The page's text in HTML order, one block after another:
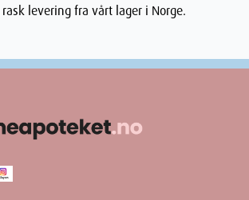
rask levering fra vårt lager i Norge.